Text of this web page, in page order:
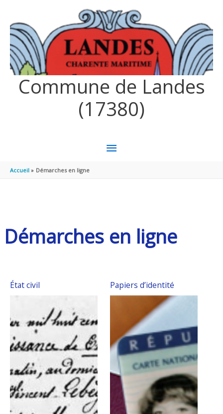
Commune de Landes
(17380)
MENU
Accueil Démarches en ligne
Démarches en ligne
État civil Papiers d’identité